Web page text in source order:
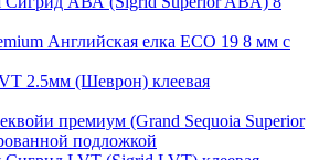
Английская елка ECO 19 8 мм с
2.5мм (Шеврон) клеевая
премиум (Grand Sequoia Superior
подложкой